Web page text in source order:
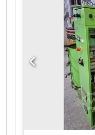
x h) -
Transportpakete
Informationen
Preis versteht
Mehrwertsteuer/
Mehrwertsteuer
Lieferung und
möglich für alles
Yorick Diebels